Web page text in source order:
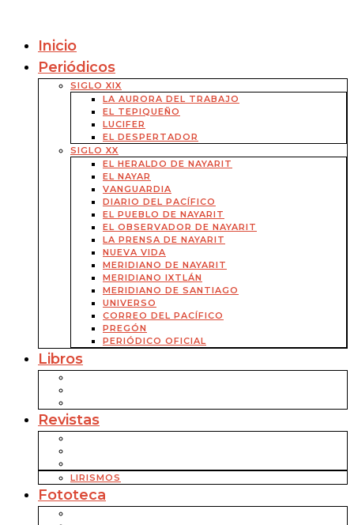
Inicio
Periódicos
SIGLO XIX
LA AURORA DEL TRABAJO
EL TEPIQUEÑO
LUCIFER
EL DESPERTADOR
SIGLO XX
EL HERALDO DE NAYARIT
EL NAYAR
VANGUARDIA
DIARIO DEL PACÍFICO
EL PUEBLO DE NAYARIT
EL OBSERVADOR DE NAYARIT
LA PRENSA DE NAYARIT
NUEVA VIDA
MERIDIANO DE NAYARIT
MERIDIANO IXTLÁN
MERIDIANO DE SANTIAGO
UNIVERSO
CORREO DEL PACÍFICO
PREGÓN
PERIÓDICO OFICIAL
Libros
Revistas
LIRISMOS
Fototeca